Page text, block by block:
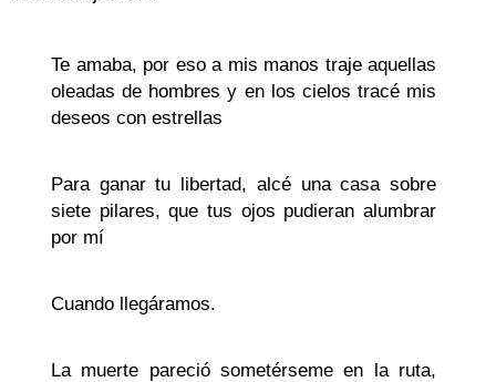
Te amaba, por eso a mis manos traje aquellas
oleadas de hombres y en los cielos tracé mis
deseos con estrellas
Para ganar tu libertad, alcé una casa sobre
siete pilares, que tus ojos pudieran alumbrar
por mí
Cuando llegáramos.
La muerte pareció sometérseme en la ruta,